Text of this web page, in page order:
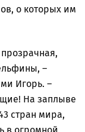
о которых им
–
Игорь. –
На заплыве
стран мира,